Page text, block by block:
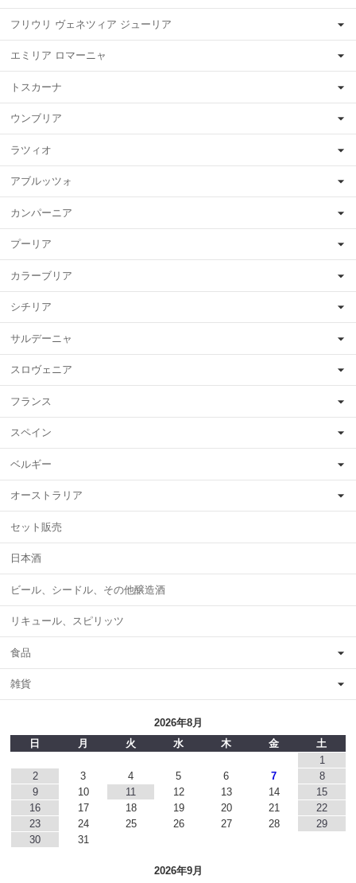
フリウリ ヴェネツィア ジューリア
エミリア ロマーニャ
トスカーナ
ウンブリア
ラツィオ
アブルッツォ
カンパーニア
プーリア
カラーブリア
シチリア
サルデーニャ
スロヴェニア
フランス
スペイン
ベルギー
オーストラリア
セット販売
日本酒
ビール、シードル、その他醸造酒
リキュール、スピリッツ
食品
雑貨
2026年8月
日
月 火 水 木 金
土
1
2
3 4 5 6 7
8
9
10 11 12 13 14
15
16
17 18 19 20 21
22
23
24 25 26 27 28
29
30
31
2026年9月